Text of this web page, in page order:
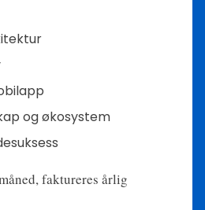
og økosystem
faktureres årlig